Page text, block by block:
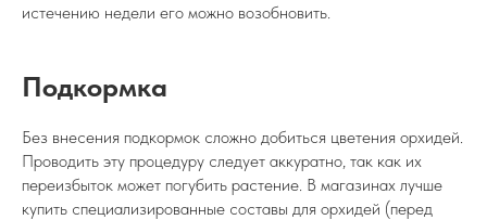
истечению недели его можно возобновить.
Подкормка
Без внесения подкормок сложно добиться цветения орхидей.
Проводить эту процедуру следует аккуратно, так как их
переизбыток может погубить растение. В магазинах лучше
купить специализированные составы для орхидей (перед